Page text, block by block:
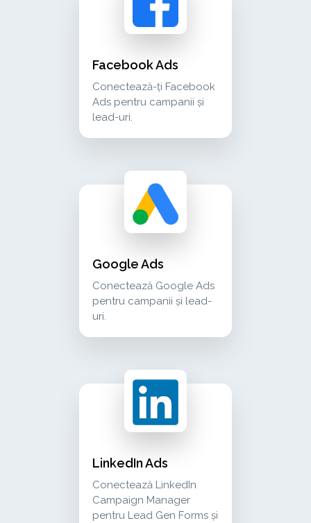
Facebook Ads
Conectează-ți Facebook
Ads pentru campanii și
lead-uri.
google ads conectează google ads pentru
advertising
Google Ads
Conectează Google Ads
pentru campanii și lead-
uri.
linkedin ads conectează linkedin campaign
advertising
LinkedIn Ads
Conectează LinkedIn
Campaign Manager
pentru Lead Gen Forms și